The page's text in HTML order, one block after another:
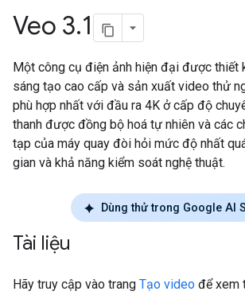
Veo 3.1
Một công cụ điện ảnh hiện đại được thiết
sáng tạo cao cấp và sản xuất video thử
phù hợp nhất với đầu ra 4K ở cấp độ
thanh được đồng bộ hoá tự nhiên và các
tạp của máy quay đòi hỏi mức độ nhất
gian và khả năng kiểm soát nghệ thuật.
Dùng thử trong Google AI
Tài liệu
Hãy truy cập vào trang Tạo video để xem